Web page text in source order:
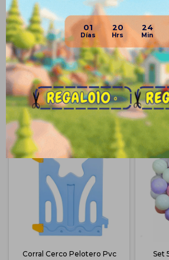
01 20 24
Medios de pago
Productos que te
Corral Cerco Pelotero Pvc
Set